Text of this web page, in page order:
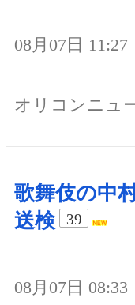
08月07日 11:27
オリコンニュ
歌舞伎の中
送検
39
08月07日 08:33